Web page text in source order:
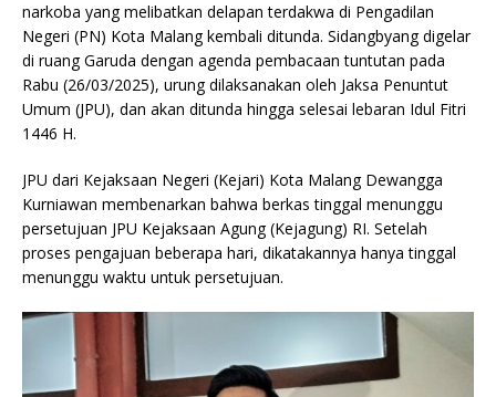
narkoba yang melibatkan delapan terdakwa di Pengadilan
Negeri (PN) Kota Malang kembali ditunda. Sidangbyang digelar
di ruang Garuda dengan agenda pembacaan tuntutan pada
Rabu (26/03/2025), urung dilaksanakan oleh Jaksa Penuntut
Umum (JPU), dan akan ditunda hingga selesai lebaran Idul Fitri
1446 H.
JPU dari Kejaksaan Negeri (Kejari) Kota Malang Dewangga
Kurniawan membenarkan bahwa berkas tinggal menunggu
persetujuan JPU Kejaksaan Agung (Kejagung) RI. Setelah
proses pengajuan beberapa hari, dikatakannya hanya tinggal
menunggu waktu untuk persetujuan.